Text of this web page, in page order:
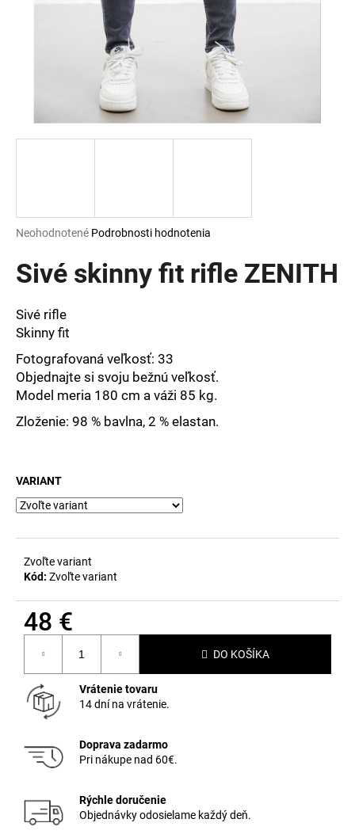
Priemerné
produktu
je
z
5
hviezdičiek.
Neohodnotené Podrobnosti hodnotenia
Sivé skinny fit rifle ZENITH
Sivé rifle
Skinny fit
Fotografovaná veľkosť: 33
Objednajte si svoju bežnú veľkosť.
Model meria 180 cm a váži 85 kg.
Zloženie: 98 % bavlna, 2 % elastan.
VARIANT
Zvoľte variant
Kód: Zvoľte variant
48 €
cena:
DO KOŠÍKA
Vrátenie tovaru
14 dní na vrátenie.
Doprava zadarmo
Pri nákupe nad 60€.
Rýchle doručenie
Objednávky odosielame každý deň.
d
p
o
r
ú
č
a
m